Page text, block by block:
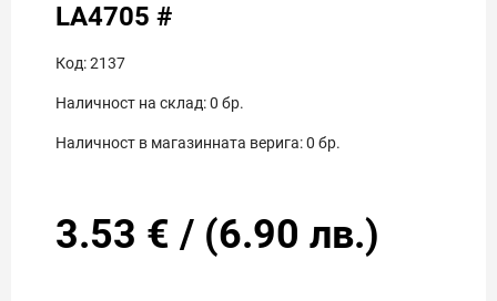
LA4705 #
Код:2137
Наличност на склад:0 бр.
Наличност в магазинната верига:0 бр.
3.53 € / (6.90 лв.)